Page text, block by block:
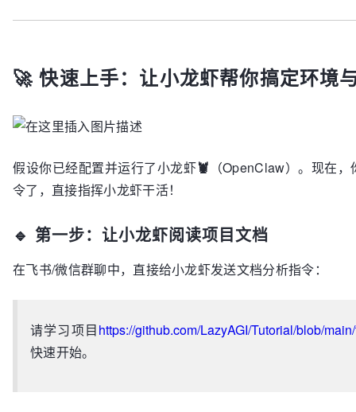
🚀 快速上手：让小龙虾帮你搞定环境
假设你已经配置并运行了小龙虾🦞 （OpenClaw）。现在
令了，直接指挥小龙虾干活！
🔹 第一步：让小龙虾阅读项目文档
在飞书/微信群聊中，直接给小龙虾发送文档分析指令：
请学习项目https://github.com/LazyAGI/Tutorial/blob/
快速开始。